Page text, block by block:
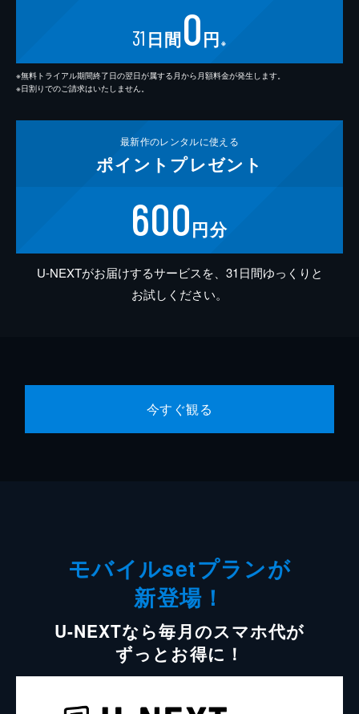
31 日間0円 ※
※無料トライアル期間終了日の翌日が属する月から月額料金が発生します。
※日割りでのご請求はいたしません。
最新作のレンタルに使える
ポイント プレゼント
600円分
U-NEXTがお届けするサービスを、31日間ゆっくりと
お試しください。
今すぐ観る
モバイルsetプランが
新登場！
U-NEXTなら毎月のスマホ代が
ずっとお得に！